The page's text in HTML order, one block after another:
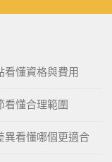
看懂資格與費用
看懂合理範圍
異看懂哪個更適合